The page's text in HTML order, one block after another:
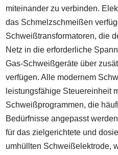
miteinander zu verbinden.
das Schmelzschmeißen
Schweißtransformatoren, die
Netz in die erforderliche
Gas-Schweißgeräte über
verfügen. Alle modernem
leistungsfähige Steuereinheit
Schweißprogrammen, die
Bedürfnisse angepasst
für das zielgerichtete und
umhüllten Schweißelektrode,